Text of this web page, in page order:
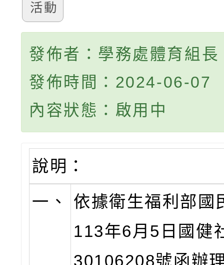
活動
發佈者：學務處體育組長
發佈時間：2024-06-07
內容狀態：啟用中
說明：
一、
依據衛生福利部國
113年6月5日國健
30106208號函辦